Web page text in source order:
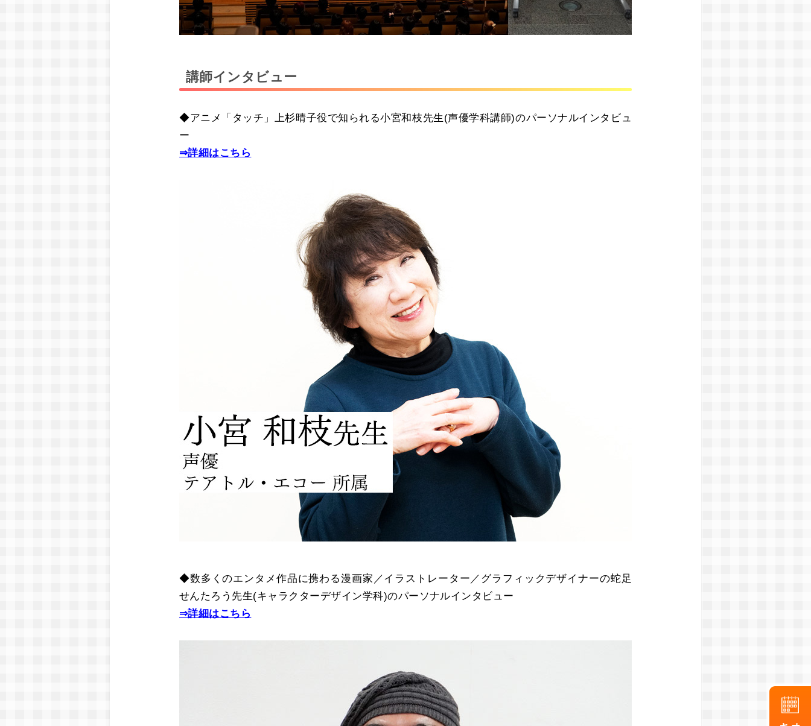
講師インタビュー
◆アニメ「タッチ」上杉晴子役で知られる小宮和枝先生(声優学科講師)のパーソナルインタビュ
ー
⇒詳細はこちら
◆数多くのエンタメ作品に携わる漫画家／イラストレーター／グラフィックデザイナーの蛇足
せんたろう先生(キャラクターデザイン学科)のパーソナルインタビュー
⇒詳細はこちら